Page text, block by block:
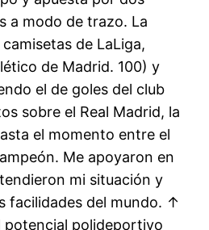
a modo de trazo. La
de LaLiga,
de Madrid. 100) y
el de goles del club
sobre el Real Madrid, la
el momento entre el
Me apoyaron en
mi situación y
facilidades del mundo. ↑
potencial polideportivo